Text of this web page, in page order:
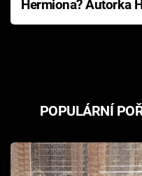
Hermiona? Autorka
Pottera přišla s
POPULÁRNÍ